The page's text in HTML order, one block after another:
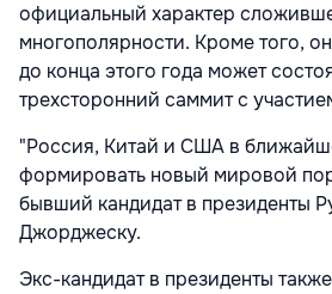
официальный характер
многополярности. Кроме того,
до конца этого года может
трехсторонний саммит с
"Россия, Китай и США в
формировать новый мировой
бывший кандидат в президенты
Джорджеску.
Экс-кандидат в президенты